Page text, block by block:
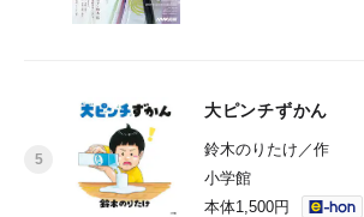
大ピンチずかん
鈴木のりたけ／作
小学館
本体1,500円